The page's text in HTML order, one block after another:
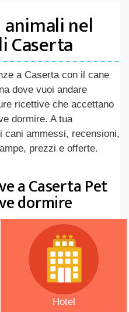
animali nel
Caserta
a Caserta con il cane
dove vuoi andare
ricettive che accettano
dormire. A tua
cani ammessi, recensioni,
prezzi e offerte.
a Caserta Pet
dormire
Hotel